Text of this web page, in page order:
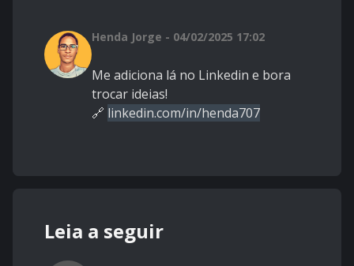
Henda Jorge - 04/02/2025 17:02
Me adiciona lá no Linkedin e bora
trocar ideias!
🔗 linkedin.com/in/henda707
Leia a seguir